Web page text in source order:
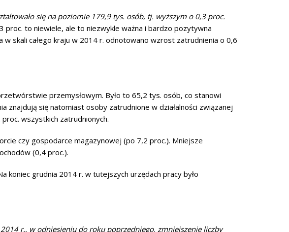
się na poziomie 179,9 tys. osób, tj. wyższym o 0,3 proc.
to niewiele, ale to niezwykle ważna i bardzo pozytywna
skali całego kraju w 2014 r. odnotowano wzrost zatrudnienia o 0,6
przemysłowym. Było to 65,2 tys. osób, co stanowi
się natomiast osoby zatrudnione w działalności związanej
wszystkich zatrudnionych.
czy gospodarce magazynowej (po 7,2 proc.). Mniejsze
(0,4 proc.).
koniec grudnia 2014 r. w tutejszych urzędach pracy było
r., w odniesieniu do roku poprzedniego, zmniejszenie liczby